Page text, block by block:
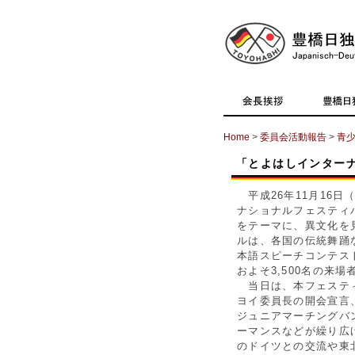
Home > 委員会活動報告 > 青
「とよはしインタ
平成26年11月16日（
ナショナルフェスティ
をテーマに、異文化
ルは、各国の伝統舞
本語スピーチコンテス
およそ3,500名の来場
当日は、本フェステ
ヨイ委員長の開会宣
ジュニアマーチング
ーマンスなどが繰り
のドイツとの交流や東